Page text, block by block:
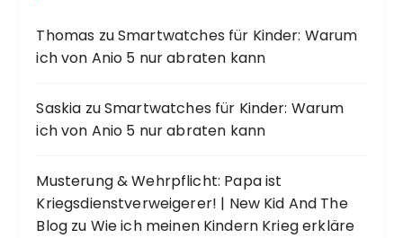
Thomas zuSmartwatches für Kinder: Warum
ich von Anio 5 nur abraten kann
Saskia zuSmartwatches für Kinder: Warum
ich von Anio 5 nur abraten kann
Musterung & Wehrpflicht: Papa ist
Kriegsdienstverweigerer! | New Kid And The
Blog zu Wie ich meinen Kindern Krieg erkläre